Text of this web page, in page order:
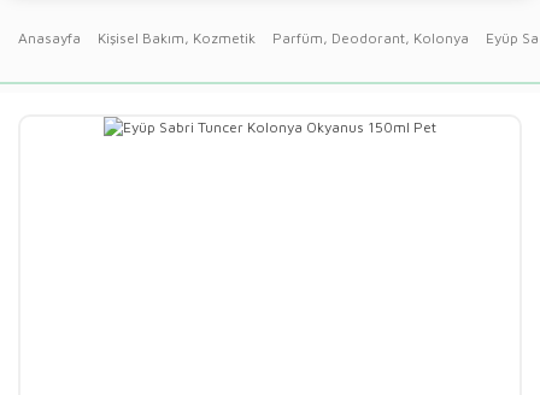
Anasayfa Kişisel Bakım, Kozmetik Parfüm, Deodorant, Kolonya Eyüp